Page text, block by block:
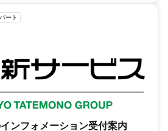
ート
ンフォメーション受付案内